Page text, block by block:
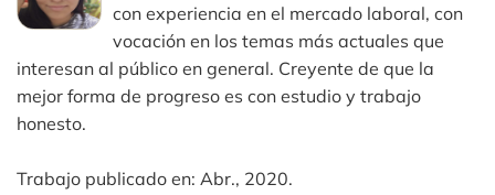
con experiencia en el mercado laboral, con
vocación en los temas más actuales que
interesan al público en general. Creyente de que la
mejor forma de progreso es con estudio y trabajo
honesto.
Trabajo publicado en: Abr., 2020.